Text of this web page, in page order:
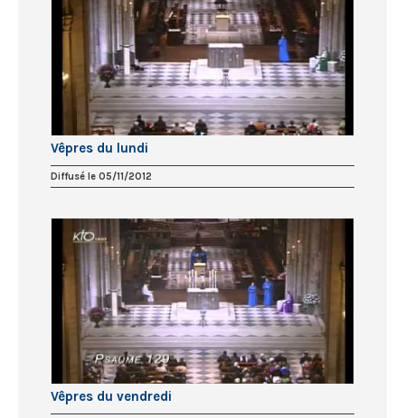
Vêpres du lundi
Diffusé le 05/11/2012
Vêpres du vendredi